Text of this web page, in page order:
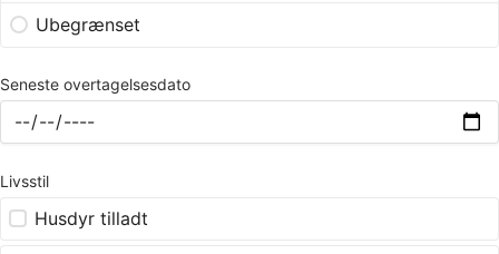
Ubegrænset
Seneste overtagelsesdato
Livsstil
Husdyr tilladt